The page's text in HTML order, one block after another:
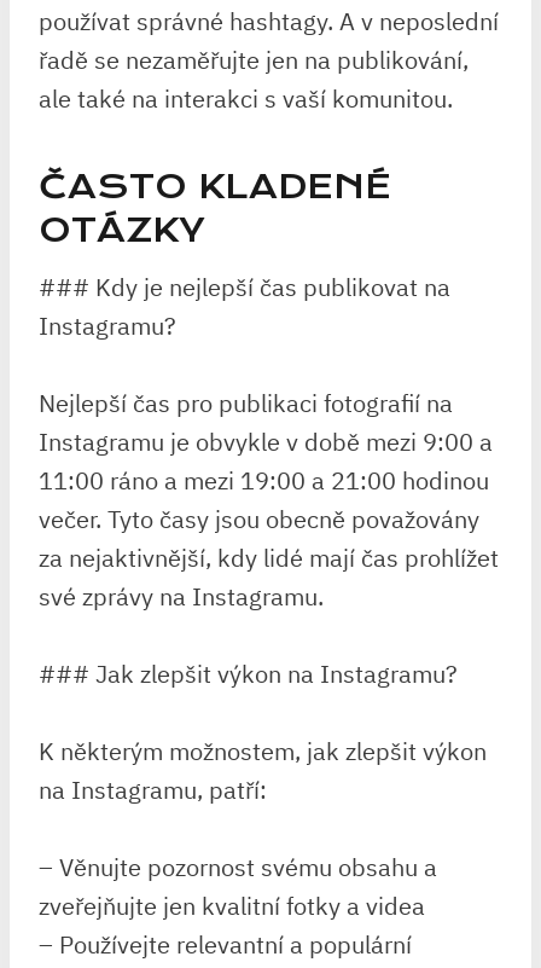
používat správné hashtagy. A v neposlední
řadě se nezaměřujte jen na publikování,
ale také na interakci s vaší komunitou.
ČASTO KLADENÉ
OTÁZKY
### Kdy je nejlepší čas publikovat na
Instagramu?
Nejlepší čas pro publikaci fotografií na
Instagramu je obvykle v době mezi 9:00 a
11:00 ráno a mezi 19:00 a 21:00 hodinou
večer. Tyto časy jsou obecně považovány
za nejaktivnější, kdy lidé mají čas prohlížet
své zprávy na Instagramu.
### Jak zlepšit výkon na Instagramu?
K některým možnostem, jak zlepšit výkon
na Instagramu, patří:
– Věnujte pozornost svému obsahu a
zveřejňujte jen kvalitní fotky a videa
– Používejte relevantní a populární